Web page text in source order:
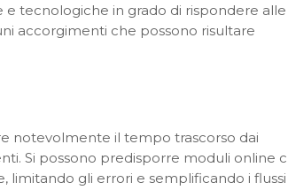
tecnologiche in grado di rispondere alle
accorgimenti che possono risultare
notevolmente il tempo trascorso dai
Si possono predisporre moduli online
gli errori e semplificando i flussi